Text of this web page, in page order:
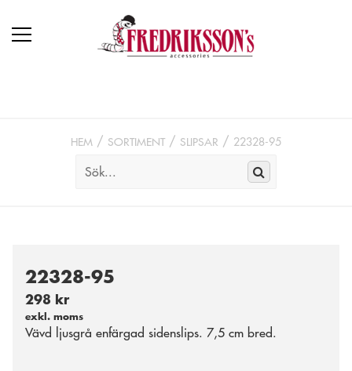
HEM SORTIMENT SLIPSAR 22328-95
22328-95
298 kr
exkl. moms
Vävd ljusgrå enfärgad sidenslips. 7,5 cm bred.